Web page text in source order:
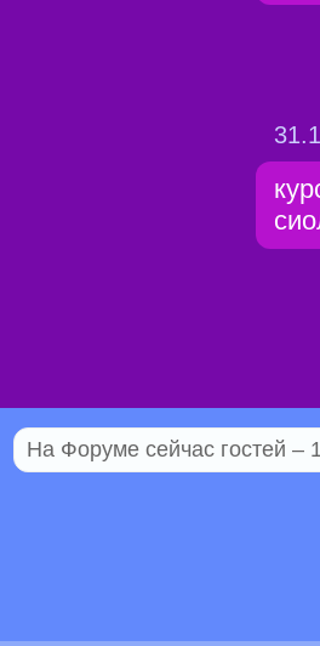
На Форуме сейчас гостей –